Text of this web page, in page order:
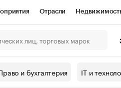
Отрасли
Спецпроекты Проверка
и бухгалтерия IT и